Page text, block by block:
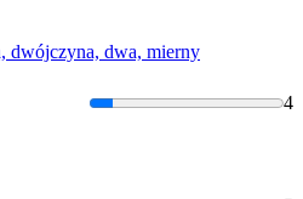
dwójczyna, dwa, mierny
4